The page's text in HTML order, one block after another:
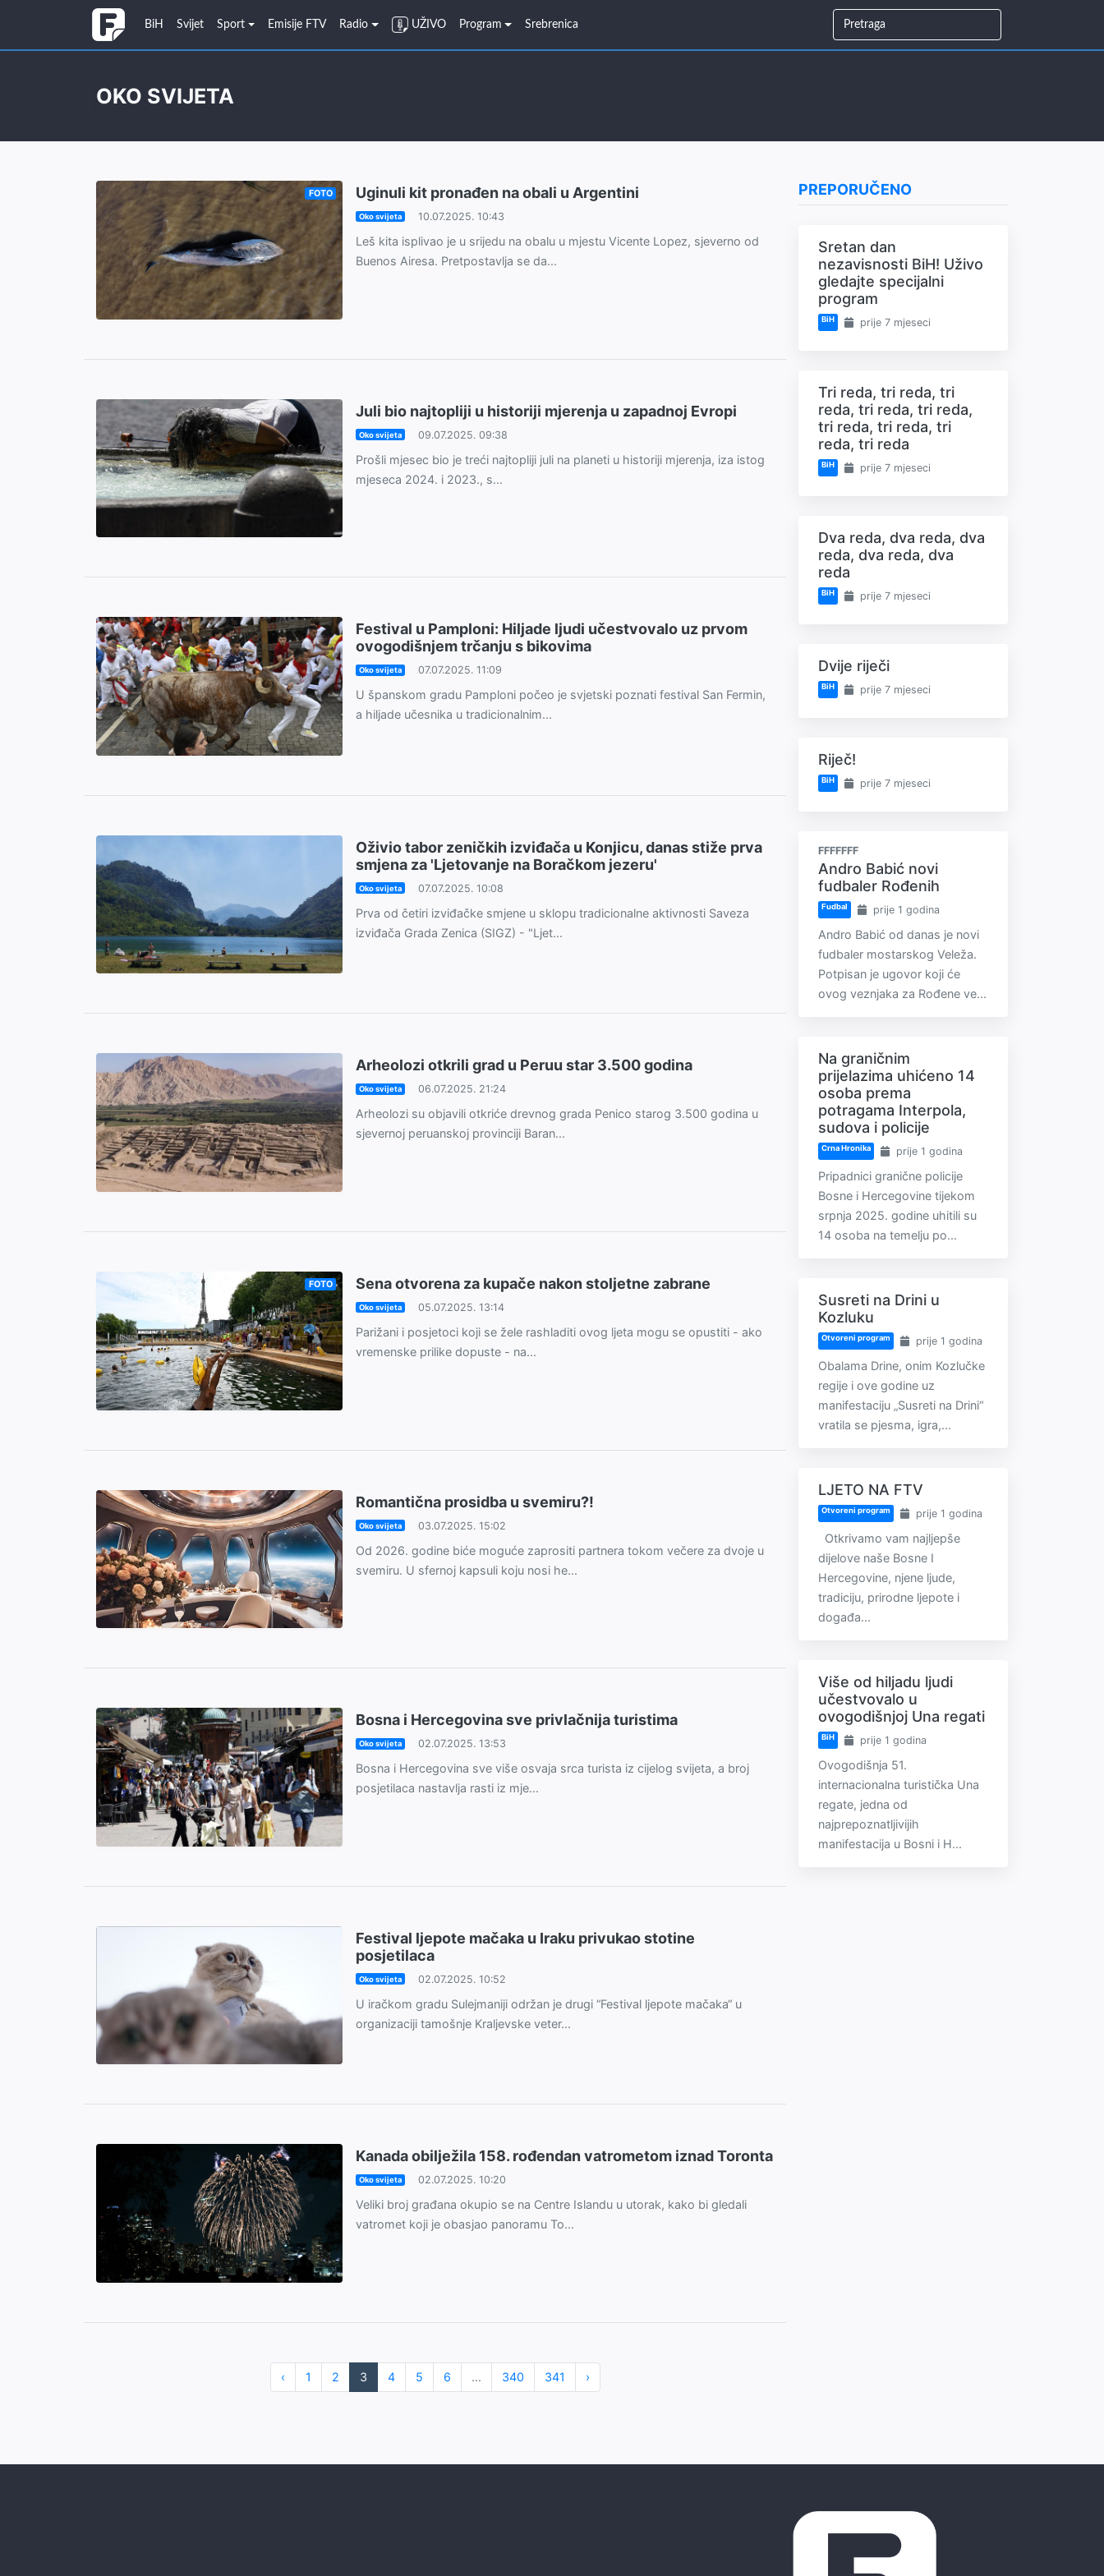
BiH Svijet Sport Emisije FTV Radio UŽIVO Program Srebrenica
OKO SVIJETA
FOTO Uginuli kit pronađen na obali u Argentini
Oko svijeta 10.07.2025. 10:43
Leš kita isplivao je u srijedu na obalu u mjestu Vicente Lopez, sjeverno od
Buenos Airesa. Pretpostavlja se da...
Juli bio najtopliji u historiji mjerenja u zapadnoj Evropi
Oko svijeta 09.07.2025. 09:38
Prošli mjesec bio je treći najtopliji juli na planeti u historiji mjerenja, iza istog
mjeseca 2024. i 2023., s...
Festival u Pamploni: Hiljade ljudi učestvovalo uz prvom
ovogodišnjem trčanju s bikovima
Oko svijeta 07.07.2025. 11:09
U španskom gradu Pamploni počeo je svjetski poznati festival San Fermin,
a hiljade učesnika u tradicionalnim...
Oživio tabor zeničkih izviđača u Konjicu, danas stiže prva
smjena za 'Ljetovanje na Boračkom jezeru'
Oko svijeta 07.07.2025. 10:08
Prva od četiri izviđačke smjene u sklopu tradicionalne aktivnosti Saveza
izviđača Grada Zenica (SIGZ) - "Ljet...
Arheolozi otkrili grad u Peruu star 3.500 godina
Oko svijeta 06.07.2025. 21:24
Arheolozi su objavili otkriće drevnog grada Penico starog 3.500 godina u
sjevernoj peruanskoj provinciji Baran...
FOTO Sena otvorena za kupače nakon stoljetne zabrane
Oko svijeta 05.07.2025. 13:14
Parižani i posjetoci koji se žele rashladiti ovog ljeta mogu se opustiti - ako
vremenske prilike dopuste - na...
Romantična prosidba u svemiru?!
Oko svijeta 03.07.2025. 15:02
Od 2026. godine biće moguće zaprositi partnera tokom večere za dvoje u
svemiru. U sfernoj kapsuli koju nosi he...
Bosna i Hercegovina sve privlačnija turistima
Oko svijeta 02.07.2025. 13:53
Bosna i Hercegovina sve više osvaja srca turista iz cijelog svijeta, a broj
posjetilaca nastavlja rasti iz mje...
Festival ljepote mačaka u Iraku privukao stotine
posjetilaca
Oko svijeta 02.07.2025. 10:52
U iračkom gradu Sulejmaniji održan je drugi “Festival ljepote mačaka“ u
organizaciji tamošnje Kraljevske veter...
Kanada obilježila 158. rođendan vatrometom iznad Toronta
Oko svijeta 02.07.2025. 10:20
Veliki broj građana okupio se na Centre Islandu u utorak, kako bi gledali
vatromet koji je obasjao panoramu To...
‹ 1 2 3 4 5 6 ... 340 341 ›
PREPORUČENO
Sretan dan
nezavisnosti BiH! Uživo
gledajte specijalni
program
BiH prije 7 mjeseci
Tri reda, tri reda, tri
reda, tri reda, tri reda,
tri reda, tri reda, tri
reda, tri reda
BiH prije 7 mjeseci
Dva reda, dva reda, dva
reda, dva reda, dva
reda
BiH prije 7 mjeseci
Dvije riječi
BiH prije 7 mjeseci
Riječ!
BiH prije 7 mjeseci
FFFFFFF
Andro Babić novi
fudbaler Rođenih
Fudbal prije 1 godina
Andro Babić od danas je novi
fudbaler mostarskog Veleža.
Potpisan je ugovor koji će
ovog veznjaka za Rođene ve...
Na graničnim
prijelazima uhićeno 14
osoba prema
potragama Interpola,
sudova i policije
Crna Hronika prije 1 godina
Pripadnici granične policije
Bosne i Hercegovine tijekom
srpnja 2025. godine uhitili su
14 osoba na temelju po...
Susreti na Drini u
Kozluku
Otvoreni program prije 1 godina
Obalama Drine, onim Kozlučke
regije i ove godine uz
manifestaciju „Susreti na Drini“
vratila se pjesma, igra,...
LJETO NA FTV
Otvoreni program prije 1 godina
Otkrivamo vam najljepše
dijelove naše Bosne I
Hercegovine, njene ljude,
tradiciju, prirodne ljepote i
događa...
Više od hiljadu ljudi
učestvovalo u
ovogodišnjoj Una regati
BiH prije 1 godina
Ovogodišnja 51.
internacionalna turistička Una
regate, jedna od
najprepoznatljivijih
manifestacija u Bosni i H...